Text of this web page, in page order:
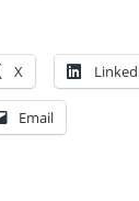
X
Email